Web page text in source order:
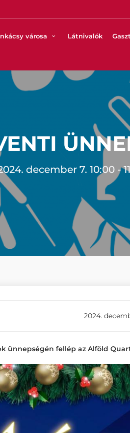
városa Látnivalók
december 7. 10:00 -
2024.
ünnepségén fellép az Alföld